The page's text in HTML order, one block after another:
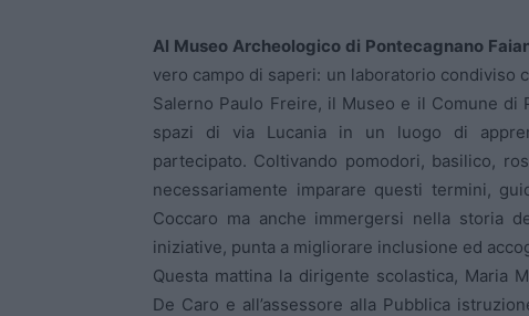
Al Museo Archeologico di Pontecagnano
vero campo di saperi: un laboratorio condiviso
Salerno Paulo Freire, il Museo e il Comune
spazi di via Lucania in un luogo di
partecipato. Coltivando pomodori, basilico,
necessariamente imparare questi termini,
Coccaro ma anche immergersi nella storia
iniziative, punta a migliorare inclusione ed
Questa mattina la dirigente scolastica, Maria
De Caro e all’assessore alla Pubblica